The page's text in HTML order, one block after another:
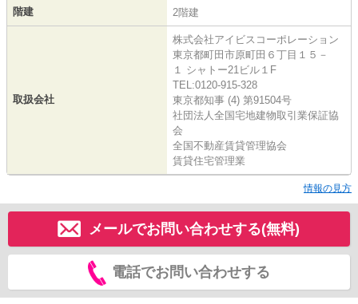
階建 2階建
取扱会社
株式会社アイビスコーポレーション
東京都町田市原町田６丁目１５－
１ シャトー21ビル１F
TEL:0120-915-328
東京都知事 (4) 第91504号
社団法人全国宅地建物取引業保証協
会
全国不動産賃貸管理協会
賃貸住宅管理業
情報の見方
メールでお問い合わせする(無料)
電話でお問い合わせする